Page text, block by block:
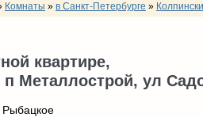
Комнаты » в Санкт-Петербурге »
квартире,
п Металлострой, ул
Рыбацкое